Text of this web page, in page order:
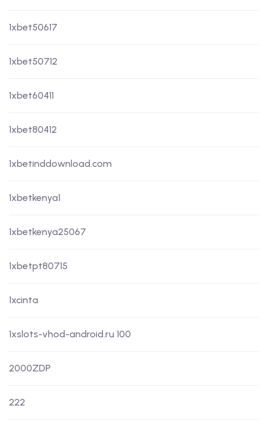
1xbet50617
1xbet50712
1xbet60411
1xbet80412
1xbetinddownload.com
1xbetkenya1
1xbetkenya25067
1xbetpt80715
1xcinta
1xslots-vhod-android.ru 100
2000ZDP
222